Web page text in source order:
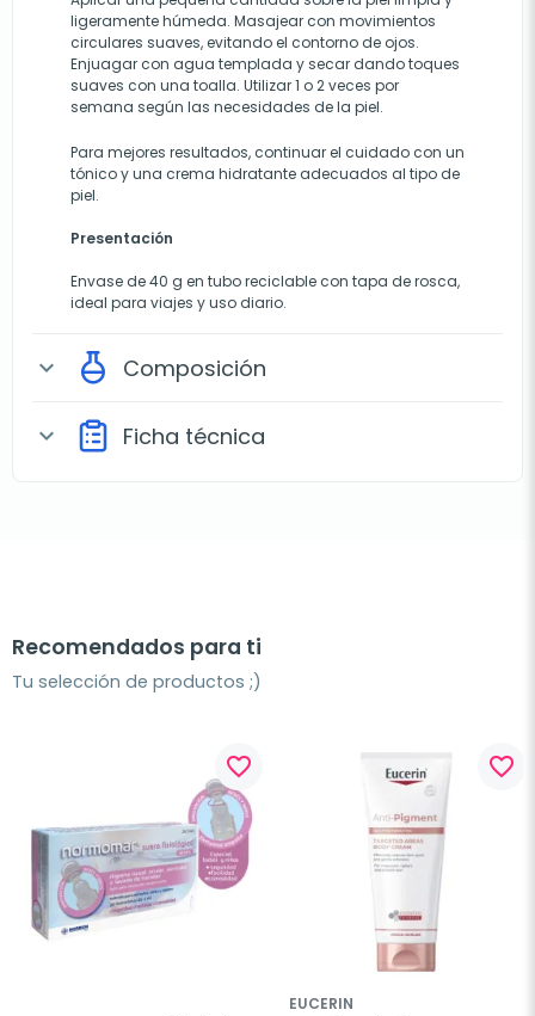
ligeramente húmeda. Masajear con movimientos
circulares suaves, evitando el contorno de ojos.
Enjuagar con agua templada y secar dando toques
suaves con una toalla. Utilizar 1 o 2 veces por
semana según las necesidades de la piel.
Para mejores resultados, continuar el cuidado con un
tónico y una crema hidratante adecuados al tipo de
piel.
Presentación
Envase de 40 g en tubo reciclable con tapa de rosca,
ideal para viajes y uso diario.
expand_more Composición
expand_more Ficha técnica
Recomendados para ti
Tu selección de productos ;)
favorite_border favorite_border
EUCERIN